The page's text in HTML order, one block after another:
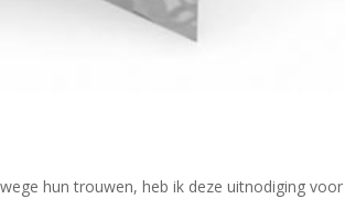
hun trouwen, heb ik deze uitnodiging